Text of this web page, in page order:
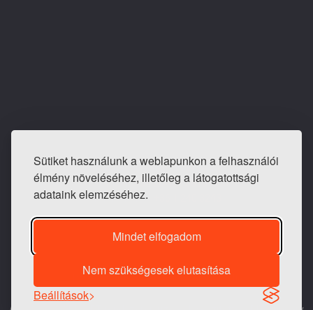
Sütiket használunk a weblapunkon a felhasználói
élmény növeléséhez, illetőleg a látogatottsági
adataink elemzéséhez.
Mindet elfogadom
Nem szükségesek elutasítása
Beállítások
E-mail: info@tapeta-bolt.hu
Mobil:+36 20 421 0810
Telefon / fax:
1983 -2026 © Generációk Tapétaboltja